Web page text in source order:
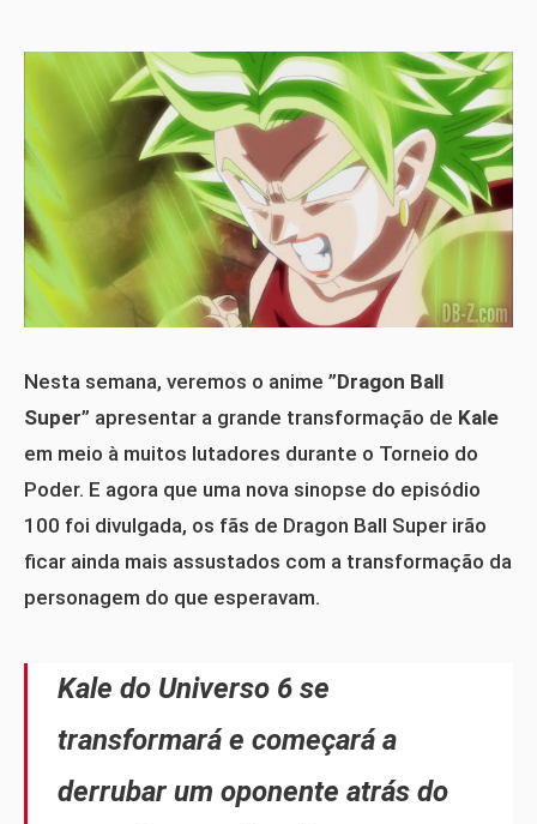
Nesta semana, veremos o anime ”Dragon Ball
Super” apresentar a grande transformação de Kale
em meio à muitos lutadores durante o Torneio do
Poder. E agora que uma nova sinopse do episódio
100 foi divulgada, os fãs de Dragon Ball Super irão
ficar ainda mais assustados com a transformação da
personagem do que esperavam.
Kale do Universo 6 se
transformará e começará a
derrubar um oponente atrás do